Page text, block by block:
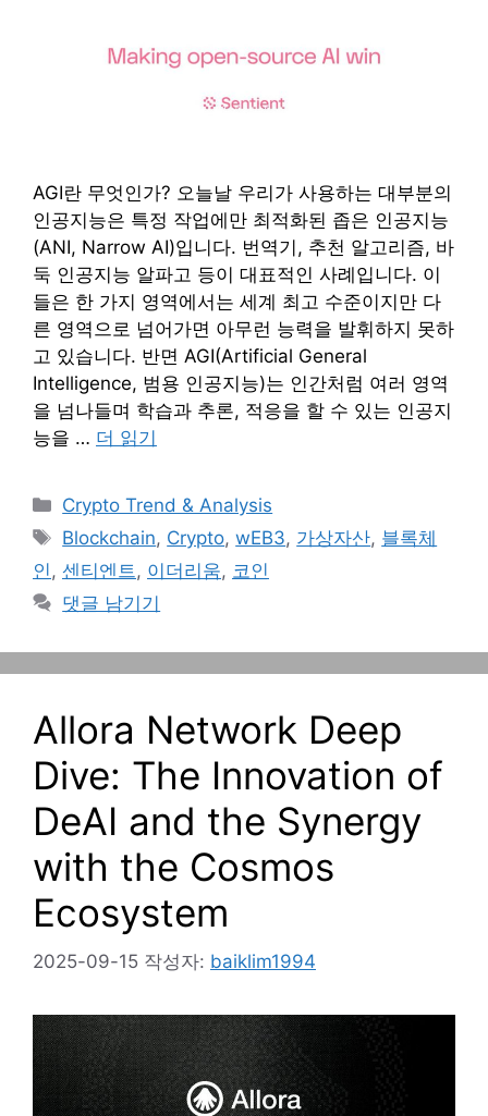
AGI란 무엇인가? 오늘날 우리가 사용하는 대부분의
인공지능은 특정 작업에만 최적화된 좁은 인공지능
(ANI, Narrow AI)입니다. 번역기, 추천 알고리즘, 바
둑 인공지능 알파고 등이 대표적인 사례입니다. 이
들은 한 가지 영역에서는 세계 최고 수준이지만 다
른 영역으로 넘어가면 아무런 능력을 발휘하지 못하
고 있습니다. 반면 AGI(Artificial General
Intelligence, 범용 인공지능)는 인간처럼 여러 영역
을 넘나들며 학습과 추론, 적응을 할 수 있는 인공지
능을 … 더 읽기
카
테
리
Crypto Trend & Analysis
태
그
Blockchain, Crypto,wEB3, 가상자산, 블록체
인, 센티엔트, 이더리움, 코인
댓글 남기기
Allora Network Deep
Dive: The Innovation of
DeAI and the Synergy
with the Cosmos
Ecosystem
2025-09-15 작성자: baiklim1994